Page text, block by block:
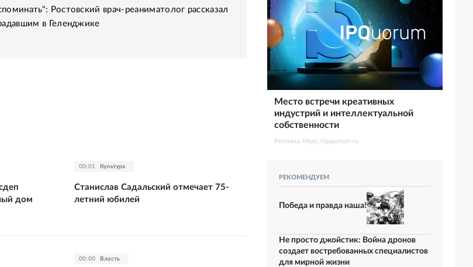
Ростовский врач-реаниматолог рассказал
в Геленджике
дом
00:01 Культура
Станислав Садальский отмечает 75-
летний юбилей
00:00 Власть
Место встречи креативных
индустрий и интеллектуальной
собственности
Реклама. https://ipquorum.ru
РЕКОМЕНДУЕМ
Победа и правда наша!
Не просто джойстик: Война дронов
создает востребованных специалистов
для мирной жизни